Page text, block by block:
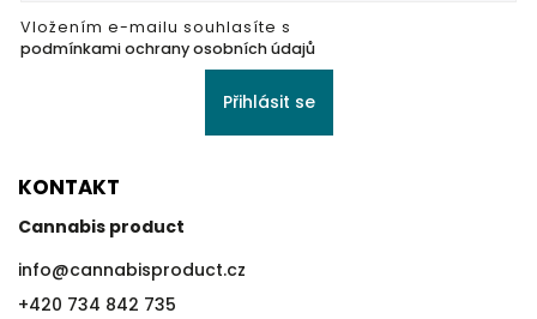
Vložením e-mailu souhlasíte s
podmínkami ochrany osobních údajů
Přihlásit se
KONTAKT
Cannabis product
info@cannabisproduct.cz
+420 734 842 735